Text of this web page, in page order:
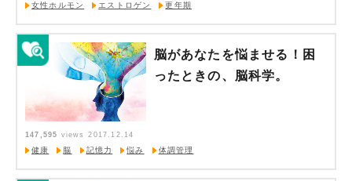
女性ホルモン
エストロゲン 更年期
脳があなたを悩ませる！困
ったときの、脳科学。
147,595 views
2017.12.14
健康
脳 記憶力 悩み 体調管理